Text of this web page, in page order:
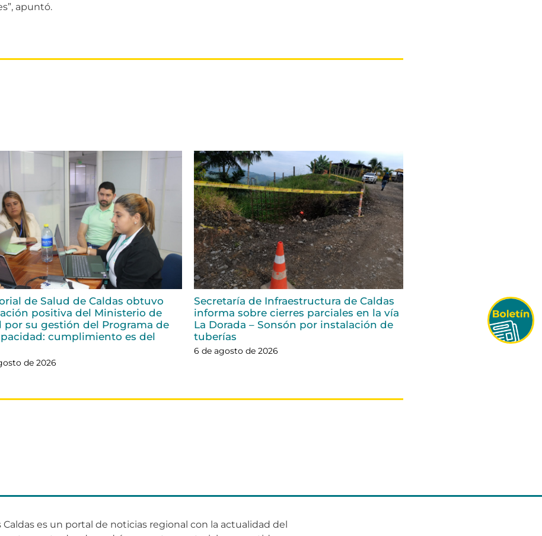
apuntó.
de Salud de Caldas obtuvo
positiva del Ministerio de
por su gestión del Programa de
cumplimiento es del
de 2026
Secretaría de Infraestructura de Caldas
informa sobre cierres parciales en la vía
La Dorada – Sonsón por instalación de
tuberías
6 de agosto de 2026
Caldas es un portal de noticias regional con la actualidad del